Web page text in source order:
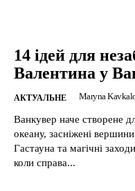
14 ідей для
Валентина у
АКТУАЛЬНЕ Maryna
Ванкувер наче створене
океану, засніжені
Гастауна та магічні
коли справа...